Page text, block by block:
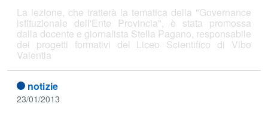
La lezione, che tratterà la tematica della "Governance
istituzionale dell'Ente Provincia", è stata promossa
dalla docente e giornalista Stella Pagano, responsabile
dei progetti formativi del Liceo Scientifico di Vibo
Valentia
notizie
23/01/2013